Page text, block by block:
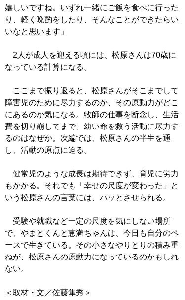
嬉しいですね。いずれ一緒にご飯を食べに行った
り、軽く晩酌をしたり、そんなことができたらい
いなと思います」
2人が成人を迎える頃には、松原さんは70歳に
なっている計算になる。
ここまで振り返ると、松原さんがそこまでして
障害児のために尽力するのか、その原動力がどこ
にあるのか気になる。牧師の仕事を断念し、生活
費を切り崩してまで、幼い命を救う活動に尽力す
るのはなぜか。次編では、松原さんの半生を通
し、活動の原点に迫る。
健常児のような成長は期待できず、育児に労力
もかかる。それでも「幸せの尺度が変わった」と
いう松原さんの言葉には、ハッとさせられる。
受験や就職など一定の尺度を気にしない場所
で、やまとくんと恵満ちゃんは、今日も自分のペ
ースで生きている。その小さなやりとりの積み重
ねが、松原さんの原動力になっているのかもしれ
ない。
＜取材・文／佐藤隼秀＞